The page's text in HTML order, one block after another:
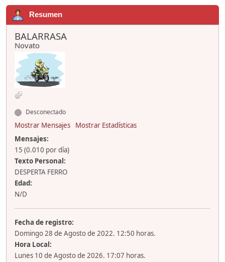
Resumen
BALARRASA
Novato
Desconectado
Mostrar Mensajes
Mostrar Estadísticas
Mensajes:
15 (0.010 por día)
Texto Personal:
DESPERTA FERRO
Edad:
N/D
Fecha de registro:
Domingo 28 de Agosto de 2022. 12:50 horas.
Hora Local:
Lunes 10 de Agosto de 2026. 17:07 horas.